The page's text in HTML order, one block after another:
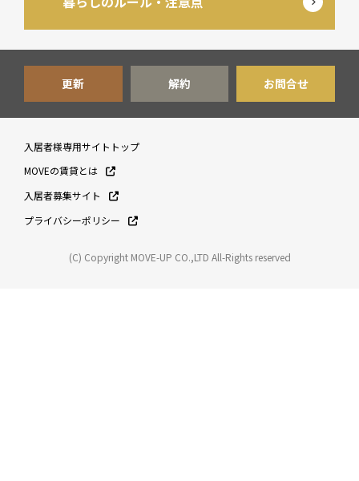
更新 解約 お問合せ
入居者様専用サイトトップ
MOVEの賃貸とは
入居者募集サイト
プライバシーポリシー
(C) Copyright MOVE-UP CO.,LTD All-Rights reserved